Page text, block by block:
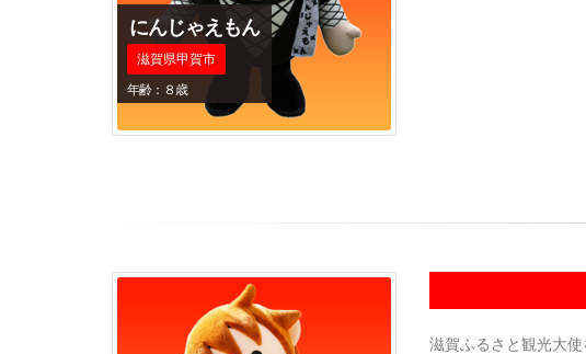
にんじゃえもん
滋賀県甲賀市
年齢：８歳
滋賀ふるさと観光大